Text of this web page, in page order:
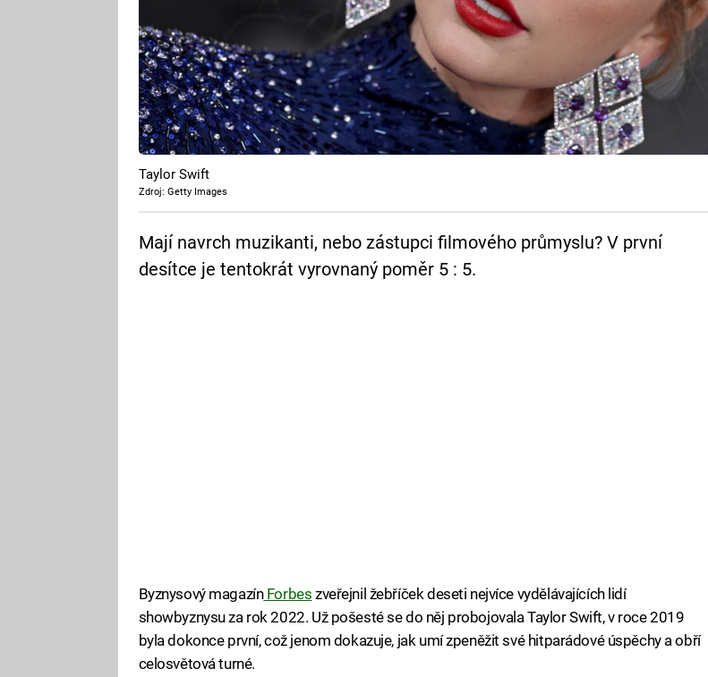
Taylor Swift
Zdroj: Getty Images
Mají navrch muzikanti, nebo zástupci filmového průmyslu? V první
desítce je tentokrát vyrovnaný poměr 5 : 5.
Byznysový magazínForbes zveřejnil žebříček deseti nejvíce vydělávajících lidí
showbyznysu za rok 2022. Už pošesté se do něj probojovala Taylor Swift, v roce 2019
byla dokonce první, což jenom dokazuje, jak umí zpeněžit své hitparádové úspěchy a obří
celosvětová turné.